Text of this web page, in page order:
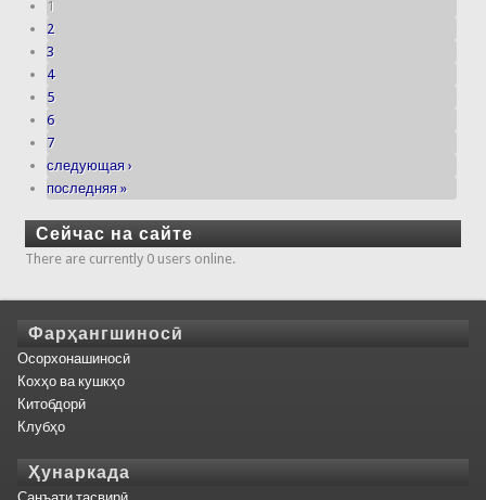
1
2
3
4
5
6
7
следующая ›
последняя »
Сейчас на сайте
There are currently 0 users online.
Фарҳангшиносӣ
Осорхонашиносӣ
Кохҳо ва кушкҳо
Китобдорӣ
Клубҳо
Ҳунаркада